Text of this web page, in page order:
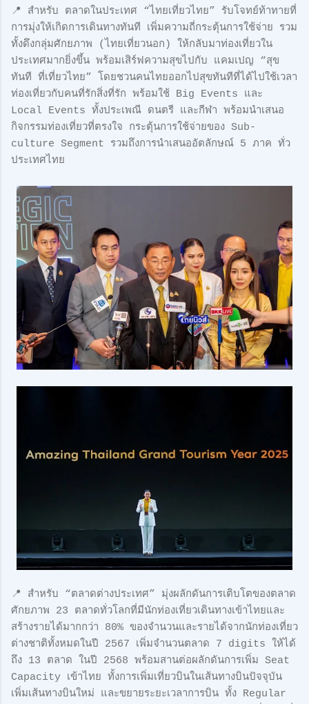
📍 สำหรับ ตลาดในประเทศ “ไทยเที่ยวไทย” รับโจทย์ท้าทายที่
การมุ่งให้เกิดการเดินทางทันที เพิ่มความถี่กระตุ้นการใช้จ่าย รวม
ทั้งดึงกลุ่มศักยภาพ (ไทยเที่ยวนอก) ให้กลับมาท่องเที่ยวใน
ประเทศมากยิ่งขึ้น พร้อมเสิร์ฟความสุขไปกับ แคมเปญ “สุข
ทันที ที่เที่ยวไทย” โดยชวนคนไทยออกไปสุขทันทีที่ได้ไปใช้เวลา
ท่องเที่ยวกับคนที่รักสิ่งที่รัก พร้อมใช้ Big Events และ
Local Events ทั้งประเพณี ดนตรี และกีฬา พร้อมนำเสนอ
กิจกรรมท่องเที่ยวที่ตรงใจ กระตุ้นการใช้จ่ายของ Sub-
culture Segment รวมถึงการนำเสนออัตลักษณ์ 5 ภาค ทั่ว
ประเทศไทย
📍 สำหรับ “ตลาดต่างประเทศ” มุ่งผลักดันการเติบโตของตลาด
ศักยภาพ 23 ตลาดทั่วโลกที่มีนักท่องเที่ยวเดินทางเข้าไทยและ
สร้างรายได้มากกว่า 80% ของจำนวนและรายได้จากนักท่องเที่ยว
ต่างชาติทั้งหมดในปี 2567 เพิ่มจำนวนตลาด 7 digits ให้ได้
ถึง 13 ตลาด ในปี 2568 พร้อมสานต่อผลักดันการเพิ่ม Seat
Capacity เข้าไทย ทั้งการเพิ่มเที่ยวบินในเส้นทางบินปัจจุบัน
เพิ่มเส้นทางบินใหม่ และขยายระยะเวลาการบิน ทั้ง Regular